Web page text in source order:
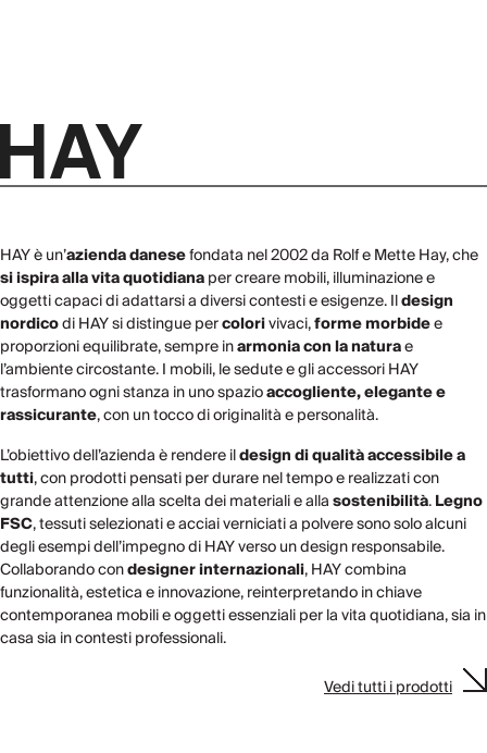
HAY è un’azienda danesefondata nel 2002 da Rolf e Mette Hay, che
si ispira alla vita quotidianaper creare mobili, illuminazione e
oggetti capaci di adattarsi a diversi contesti e esigenze. Ildesign
nordicodi HAY si distingue percolorivivaci,forme morbidee
proporzioni equilibrate, sempre inarmonia con la naturae
l’ambiente circostante. I mobili, le sedute e gli accessori HAY
trasformano ogni stanza in uno spazioaccogliente, elegante e
rassicurante, con un tocco di originalità e personalità.
L’obiettivo dell’azienda è rendere ildesign di qualità accessibile a
tutti, con prodotti pensati per durare nel tempo e realizzati con
grande attenzione alla scelta dei materiali e allasostenibilità.Legno
FSC, tessuti selezionati e acciai verniciati a polvere sono solo alcuni
degli esempi dell’impegno di HAY verso un design responsabile.
Collaborando condesigner internazionali, HAY combina
funzionalità, estetica e innovazione, reinterpretando in chiave
contemporanea mobili e oggetti essenziali per la vita quotidiana, sia in
casa sia in contesti professionali.
Vedi tutti i prodotti